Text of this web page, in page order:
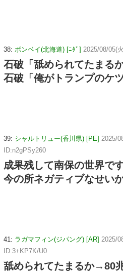
38: ボンベイ(北海道) [ﾆﾀﾞ] 2025/08/05(
石破「舐められてたまるか
石破「俺がトランプのケ
39: シャルトリュー(香川県) [PE] 2025/
ID:n2gPSy260
成果残して南保の世界で
今の所ネガティブなせい
41: ラガマフィン(ジパング) [AR] 2025/
ID:3+KP7K/U0
舐められてたまるか→80